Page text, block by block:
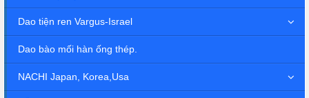
Dao tiện ren Vargus-Israel
Dao bào mối hàn ống thép.
NACHI Japan, Korea,Usa